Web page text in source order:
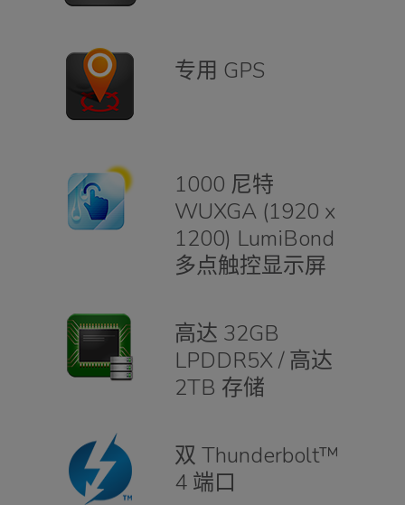
专用 GPS
1000 尼特
WUXGA (1920 x
1200) LumiBond
多点触控显示屏
高达 32GB
LPDDR5X / 高达
2TB 存储
双 Thunderbolt™
4 端口